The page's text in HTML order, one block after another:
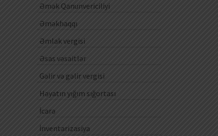
Əmək Qanunvericiliyi
Əməkhaqqı
Əmlak vergisi
Əsas vəsaitlər
Gəlir və gəlir vergisi
Həyatın yığım sığortası
İcarə
İnventarizasiya